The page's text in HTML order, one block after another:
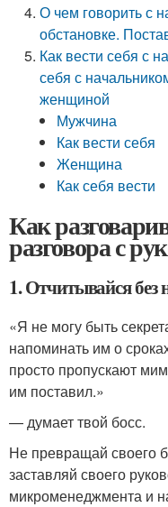
О чем говорить с
обстановке.
Как вести себя с
себя с
женщиной
Мужчина
Как вести себя
Женщина
Как себя вести
Как
разговора с
1. Отчитывайся
«Я не могу быть
напоминать им о
просто пропускают
им поставил.»
— думает твой босс.
Не превращай своего
заставляй своего
микроменеджмента и